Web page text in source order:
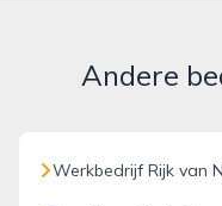
Andere
Werkbedrijf Rijk van